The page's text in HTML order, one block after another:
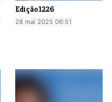
Edição1226
28 mai 2025 06:51